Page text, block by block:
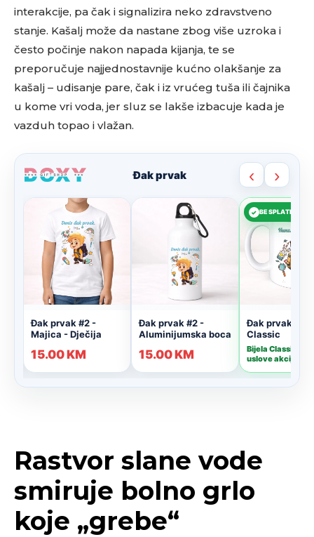
interakcije, pa čak i signalizira neko zdravstveno
stanje. Kašalj može da nastane zbog više uzroka i
često počinje nakon napada kijanja, te se
preporučuje najjednostavnije kućno olakšanje za
kašalj – udisanje pare, čak i iz vrućeg tuša ili čajnika
u kome vri voda, jer sluz se lakše izbacuje kada je
vazduh topao i vlažan.
Rastvor slane vode
smiruje bolno grlo
koje „grebe“